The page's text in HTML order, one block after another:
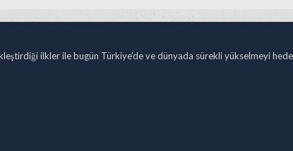
ilkler ile bugün Türkiye’de ve dünyada sürekli yükselmeyi